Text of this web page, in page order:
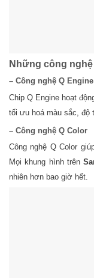
Những công
– Công nghệ Q Engine
Chip Q Engine hoạt
tối ưu hoá màu sắc, độ
– Công nghệ Q Color
Công nghệ Q Color
Mọi khung hình trên
nhiên hơn bao giờ hết.